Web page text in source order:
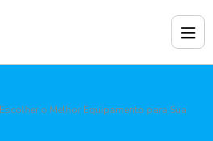
o Melhor Equipamento para Sua